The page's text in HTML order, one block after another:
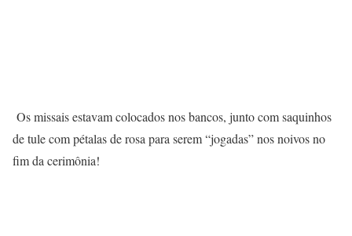
Os missais estavam colocados nos bancos, junto com saquinhos
de tule com pétalas de rosa para serem “jogadas” nos noivos no
fim da cerimônia!